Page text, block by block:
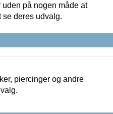
på nogen måde at
se deres udvalg.
piercinger og andre